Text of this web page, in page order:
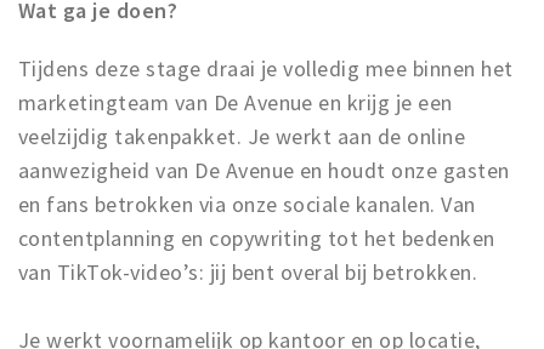
Wat ga je doen?
Tijdens deze stage draai je volledig mee binnen het
marketingteam van De Avenue en krijg je een
veelzijdig takenpakket. Je werkt aan de online
aanwezigheid van De Avenue en houdt onze gasten
en fans betrokken via onze sociale kanalen. Van
contentplanning en copywriting tot het bedenken
van TikTok-video’s: jij bent overal bij betrokken.
Je werkt voornamelijk op kantoor en op locatie,